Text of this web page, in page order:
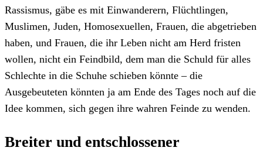
Rassismus, gäbe es mit Einwanderern, Flüchtlingen,
Muslimen, Juden, Homosexuellen, Frauen, die abgetrieben
haben, und Frauen, die ihr Leben nicht am Herd fristen
wollen, nicht ein Feindbild, dem man die Schuld für alles
Schlechte in die Schuhe schieben könnte – die
Ausgebeuteten könnten ja am Ende des Tages noch auf die
Idee kommen, sich gegen ihre wahren Feinde zu wenden.
Breiter und entschlossener